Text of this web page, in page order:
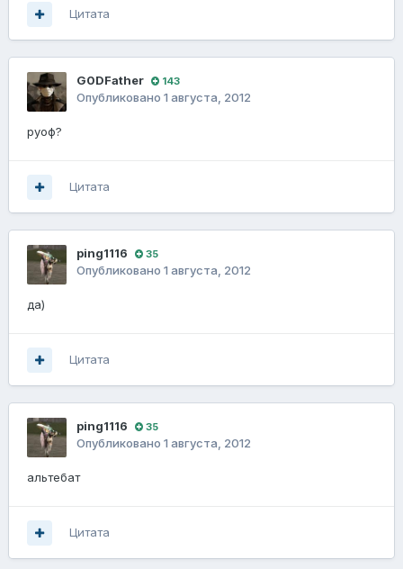
Цитата
G0DFathеr 143
Опубликовано 1 августа, 2012
руоф?
Цитата
ping1116 35
Опубликовано 1 августа, 2012
да)
Цитата
ping1116 35
Опубликовано 1 августа, 2012
альтебат
Цитата